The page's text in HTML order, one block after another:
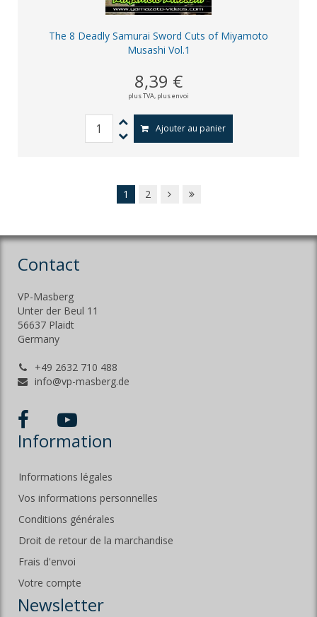
The 8 Deadly Samurai Sword Cuts of Miyamoto
Musashi Vol.1
8,39 €
plus TVA, plus envoi
Ajouter au panier
1 2
Contact
VP-Masberg
Unter der Beul 11
56637 Plaidt
Germany
+49 2632 710 488
info@vp-masberg.de
Information
Informations légales
Vos informations personnelles
Conditions générales
Droit de retour de la marchandise
Frais d'envoi
Votre compte
Newsletter